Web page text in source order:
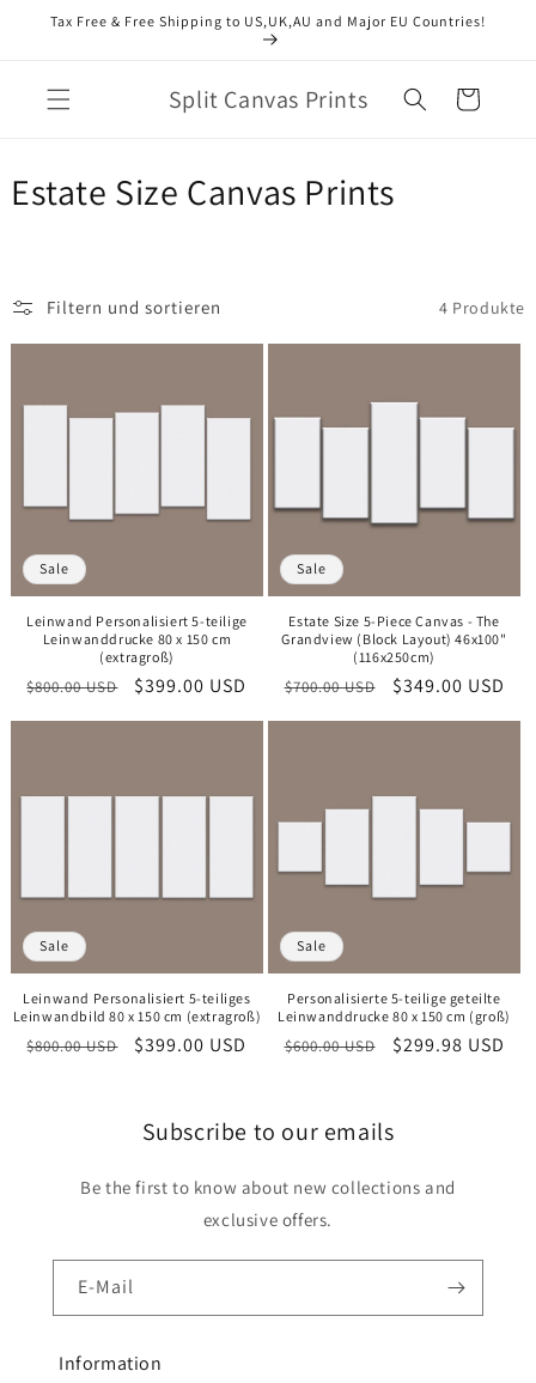
zum
Tax Free & Free Shipping to US,UK,AU and Major EU Countries!
Split Canvas Prints Warenkorb
K
e
e
:
Estate Size Canvas Prints
Filtern und sortieren 4 Produkte
Sale
Leinwand Personalisiert​ 5-teilige
Leinwanddrucke 80 x 150 cm
(extragroß)
Normaler
Preis
$800.00 USD Verkaufspreis
$399.00 USD
Sale
Estate Size 5-Piece Canvas - The
Grandview (Block Layout) 46x100"
(116x250cm)
Normaler
Preis
$700.00 USD Verkaufspreis
$349.00 USD
Sale
Leinwand Personalisiert 5-teiliges
Leinwandbild 80 x 150 cm (extragroß)
Normaler
$800.00 USD Verkaufspreis
$399.00 USD
Sale
Personalisierte 5-teilige geteilte
Leinwanddrucke 80 x 150 cm (groß)
Normaler
$600.00 USD Verkaufspreis
$299.98 USD
Subscribe to our emails
Be the first to know about new collections and
exclusive offers.
E-Mail
Information